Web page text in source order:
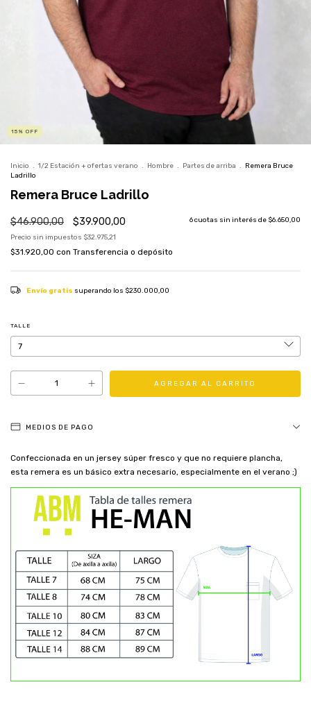
15 % OFF
Inicio . 1/2 Estación + ofertas verano . Hombre . Partes de arriba .
Remera Bruce
Ladrillo
Remera Bruce Ladrillo
$46.900,00 $39.900,00 6cuotas sin interés de $6.650,00
Precio sin impuestos $32.975,21
$31.920,00 con Transferencia o depósito
Envío gratis superando los $230.000,00
TALLE
MEDIOS DE PAGO
Confeccionada en un jersey súper fresco y que no requiere plancha,
esta remera es un básico extra necesario, especialmente en el verano ;)